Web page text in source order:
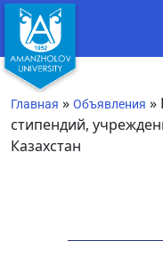
Главная » Объявления »
стипендий,
Казахстан